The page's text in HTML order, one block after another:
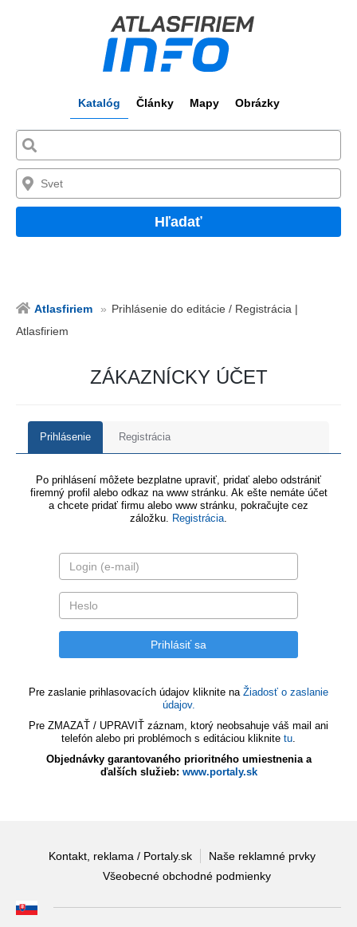
Katalóg Články Mapy Obrázky
Hľadať
Atlasfiriem
Prihlásenie do editácie / Registrácia |
Atlasfiriem
ZÁKAZNÍCKY ÚČET
Prihlásenie Registrácia
Po prihlásení môžete bezplatne upraviť, pridať alebo odstrániť
firemný profil alebo odkaz na www stránku. Ak ešte nemáte účet
a chcete pridať firmu alebo www stránku, pokračujte cez
záložku. Registrácia.
Pre zaslanie prihlasovacích údajov kliknite na Žiadosť o zaslanie
údajov.
Pre ZMAZAŤ / UPRAVIŤ záznam, ktorý neobsahuje váš mail ani
telefón alebo pri problémoch s editáciou kliknite tu.
Objednávky garantovaného prioritného umiestnenia a
ďalších služieb: www.portaly.sk
Kontakt, reklama / Portaly.sk
Naše reklamné prvky
Všeobecné obchodné podmienky